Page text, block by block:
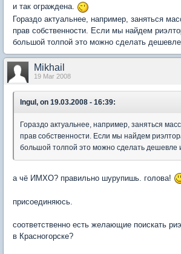
и так ограждена.
Гораздо актуальнее, например, заняться
прав собственности. Если мы найдем
большой толпой это можно сделать
Mikhail
19 Mar 2008
Ingul, on 19.03.2008 - 16:39:
Гораздо актуальнее, например, заняться
прав собственности. Если мы найдем
большой толпой это можно сделать
а чё ИМХО? правильно шурупишь. голова!
присоединяюсь.
соответственно есть желающие поискать
в Красногорске?